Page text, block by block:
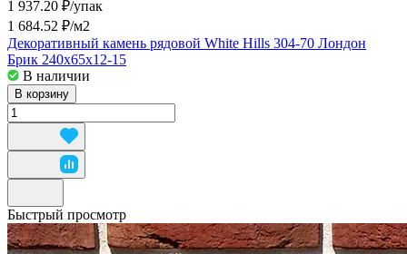
1 937.20 ₽/упак
1 684.52 ₽/м2
Декоративный камень рядовой White Hills 304-70 Лондон
Брик 240x65x12-15
В наличии
В корзину
Быстрый просмотр